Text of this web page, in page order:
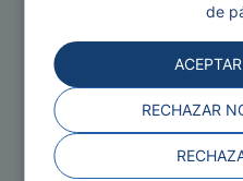
de
RECHAZAR
Ley segunda oportunidad
Abogado Ley